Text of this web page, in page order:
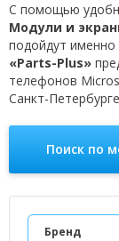
С помощью
Модули и
подойдут
«Parts-Plus»
телефонов
Санкт-
Поиск по
Бренд